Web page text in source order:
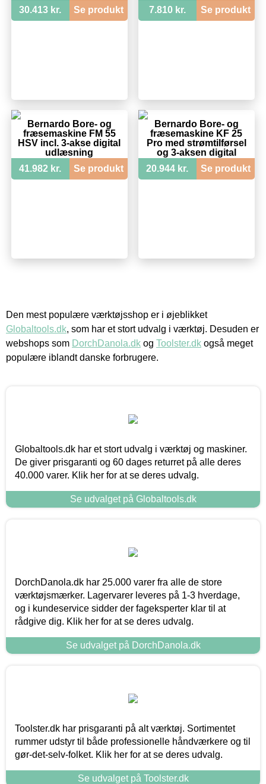
30.413 kr.
Se produkt 7.810 kr. Se produkt
Bernardo Bore- og
fræsemaskine FM 55
HSV incl. 3-akse digital
udlæsning
41.982 kr.
Se produkt
Bernardo Bore- og
fræsemaskine KF 25
Pro med strømtilførsel
og 3-aksen digital
20.944 kr. Se produkt
Den mest populære værktøjsshop er i øjeblikket
Globaltools.dk, som har et stort udvalg i værktøj. Desuden er
webshops som DorchDanola.dk og Toolster.dk også meget
populære iblandt danske forbrugere.
Globaltools.dk har et stort udvalg i værktøj og maskiner.
De giver prisgaranti og 60 dages returret på alle deres
40.000 varer. Klik her for at se deres udvalg.
Se udvalget på Globaltools.dk
DorchDanola.dk har 25.000 varer fra alle de store
værktøjsmærker. Lagervarer leveres på 1-3 hverdage,
og i kundeservice sidder der fageksperter klar til at
rådgive dig. Klik her for at se deres udvalg.
Se udvalget på DorchDanola.dk
Toolster.dk har prisgaranti på alt værktøj. Sortimentet
rummer udstyr til både professionelle håndværkere og til
gør-det-selv-folket. Klik her for at se deres udvalg.
Se udvalget på Toolster.dk